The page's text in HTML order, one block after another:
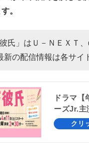
。
氏」はＵ－ＮＥＸＴ、
の配信情報は各サイ
ドラマ【
ーズJr.主